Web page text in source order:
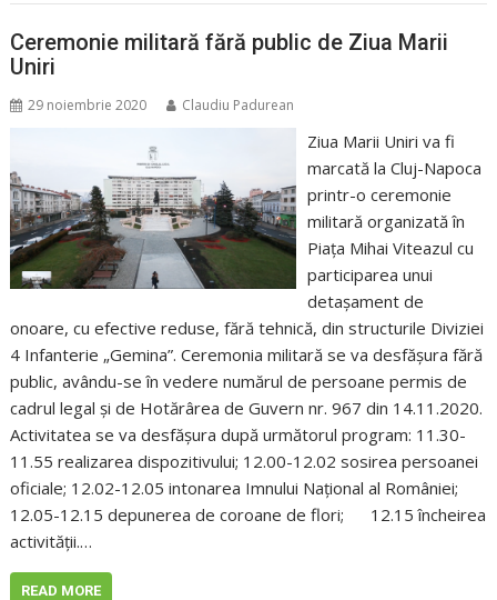
Ceremonie militară fără public de Ziua Marii
Uniri
29 noiembrie 2020 Claudiu Padurean
Ziua Marii Uniri va fi
marcată la Cluj-Napoca
printr-o ceremonie
militară organizată în
Piața Mihai Viteazul cu
participarea unui
detașament de
onoare, cu efective reduse, fără tehnică, din structurile Diviziei
4 Infanterie „Gemina”. Ceremonia militară se va desfășura fără
public, avându-se în vedere numărul de persoane permis de
cadrul legal și de Hotărârea de Guvern nr. 967 din 14.11.2020.
Activitatea se va desfășura după următorul program: 11.30-
11.55 realizarea dispozitivului; 12.00-12.02 sosirea persoanei
oficiale; 12.02-12.05 intonarea Imnului Național al României;
12.05-12.15 depunerea de coroane de flori; 12.15 încheirea
activității.…
READ MORE